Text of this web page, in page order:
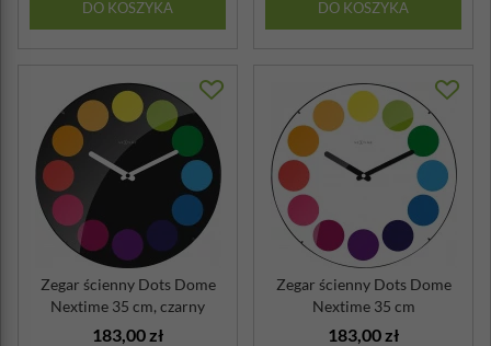
DO KOSZYKA DO KOSZYKA
Zegar ścienny Dots Dome
Nextime 35 cm, czarny
183,00 zł
Zegar ścienny Dots Dome
Nextime 35 cm
183,00 zł